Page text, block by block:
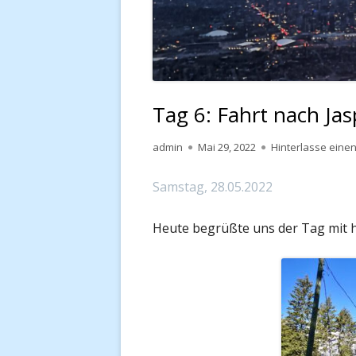
Tag 6: Fahrt nach
Autor
admin
Veröffentlicht
Mai 29, 2022 Hinterlasse
Samstag, 28.05.2022
Heute begrüßte uns der Tag mit